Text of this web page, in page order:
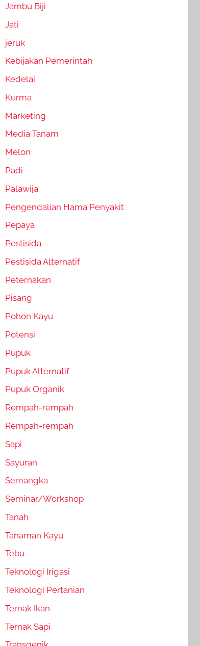
Jambu Biji
Jati
jeruk
Kebijakan Pemerintah
Kedelai
Kurma
Marketing
Media Tanam
Melon
Padi
Palawija
Pengendalian Hama Penyakit
Pepaya
Pestisida
Pestisida Alternatif
Peternakan
Pisang
Pohon Kayu
Potensi
Pupuk
Pupuk Alternatif
Pupuk Organik
Rempah-rempah
Rempah-rempah
Sapi
Sayuran
Semangka
Seminar/Workshop
Tanah
Tanaman Kayu
Tebu
Teknologi Irigasi
Teknologi Pertanian
Ternak Ikan
Ternak Sapi